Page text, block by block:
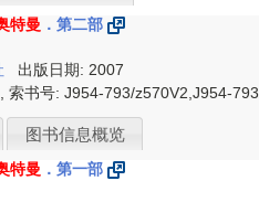
特曼 ．第二部
出版日期: 2007
索书号:J954-793/z570V2,J954-
图书信息概览
特曼 ．第一部